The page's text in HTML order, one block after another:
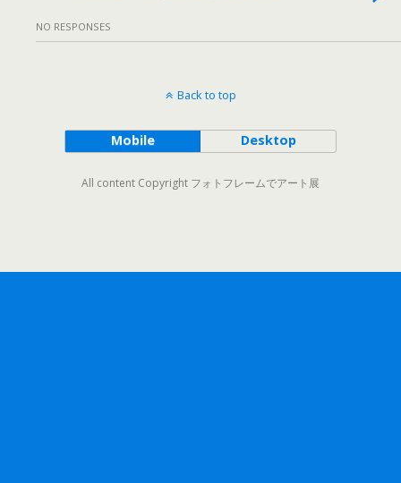
NO RESPONSES
Back to top
Mobile Desktop
All content Copyright フォトフレームでアート展